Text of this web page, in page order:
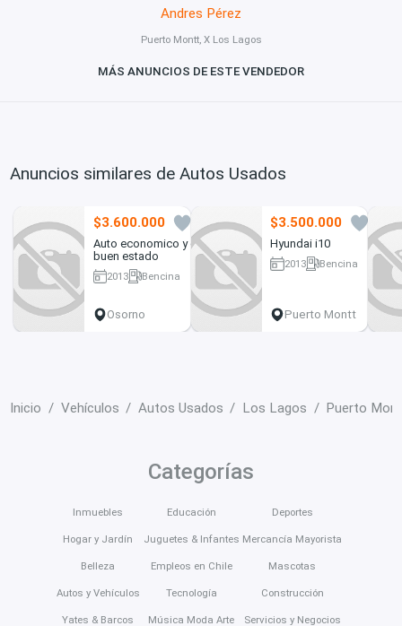
Andres Pérez
Puerto Montt, X Los Lagos
MÁS ANUNCIOS DE ESTE VENDEDOR
Anuncios similares de Autos Usados
$3.600.000
12
Auto economico y en
buen estado
2013
Bencina
Osorno
$3.500.000
21
Hyundai i10
2013
Bencina
Puerto Montt
Inicio Vehículos Autos Usados Los Lagos Puerto
Categorías
Inmuebles
Hogar y Jardín
Belleza
Autos y Vehículos
Yates & Barcos
Educación
Juguetes & Infantes
Empleos en Chile
Tecnología
Música Moda Arte
Deportes
Mercancía Mayorista
Mascotas
Construcción
Servicios y Negocios